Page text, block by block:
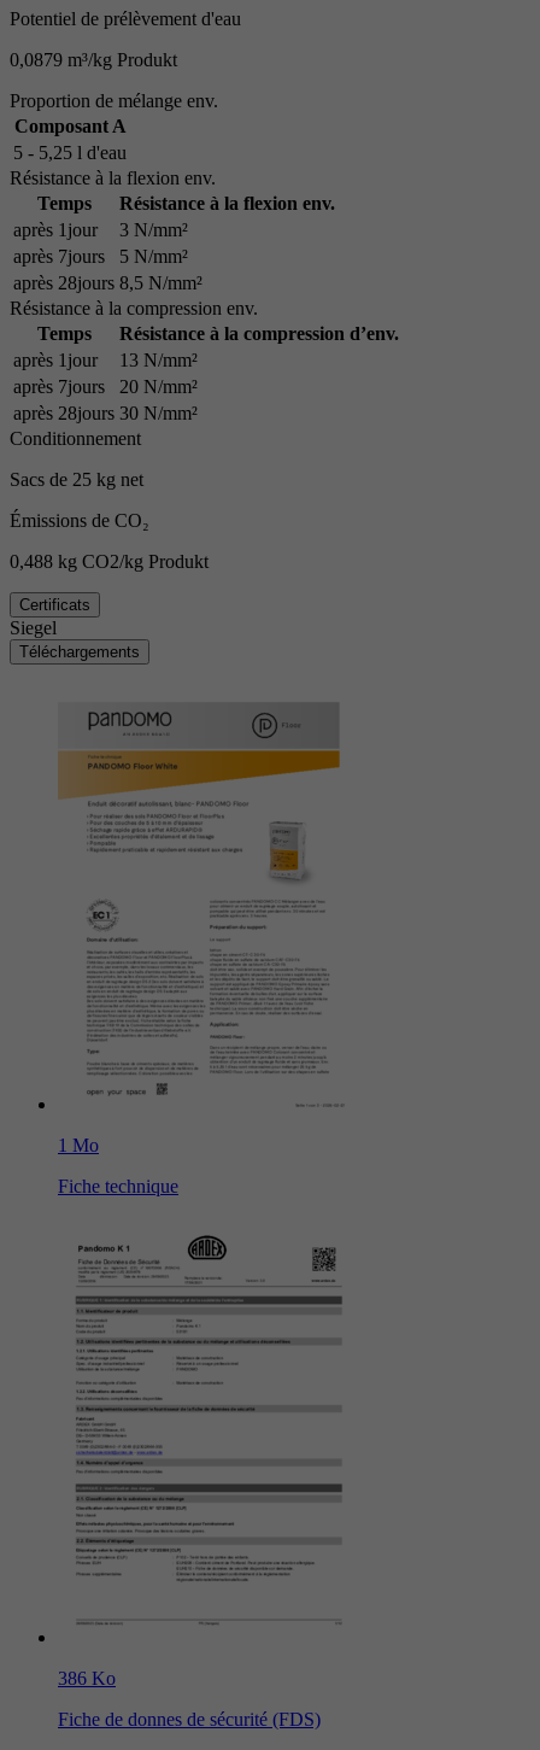
Potentiel de prélèvement d'eau
0,0879 m³/kg Produkt
Proportion de mélange env.
Composant A
5 - 5,25 l d'eau
Résistance à la flexion env.
Temps
Résistance à la flexion env.
après 1jour
3 N/mm²
après 7jours
5 N/mm²
après 28jours 8,5 N/mm²
Résistance à la compression env.
Temps
Résistance à la compression d’env.
après 1jour
13 N/mm²
après 7jours
20 N/mm²
après 28jours 30 N/mm²
Conditionnement
Sacs de 25 kg net
Émissions de CO₂
0,488 kg CO2/kg Produkt
Certificats
Siegel
Téléchargements
1 Mo
Fiche technique
386 Ko
Fiche de donnes de sécurité (FDS)